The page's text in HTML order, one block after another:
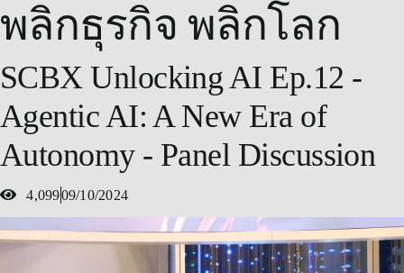
พลิกธุรกิจ พลิกโลก
SCBX Unlocking AI Ep.12 -
Agentic AI: A New Era of
Autonomy - Panel Discussion
4,09909/10/2024